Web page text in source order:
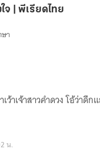
จ | พีเรียดไทย
า
ว้าเจ้าสาวคำดวง โอ้ว่าดึ
น.